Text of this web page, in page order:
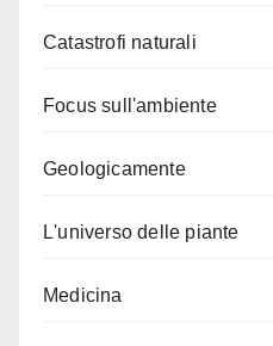
Catastrofi naturali
Focus sull'ambiente
Geologicamente
L'universo delle piante
Medicina